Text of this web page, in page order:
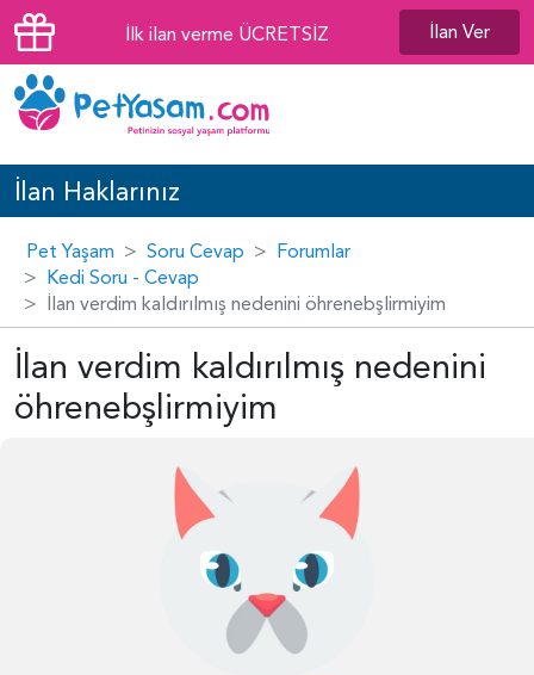
İlk ilan verme ÜCRETSİZ İlan Ver
İlan Haklarınız
Pet Yaşam Soru Cevap
Forumlar
Kedi Soru - Cevap
İlan verdim kaldırılmış nedenini öhrenebşlirmiyim
İlan verdim kaldırılmış nedenini
öhrenebşlirmiyim